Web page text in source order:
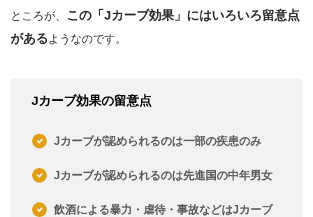
ところが、
この「Jカーブ効果」にはいろいろ留意点
があるようなのです。
Jカーブ効果の留意点
Jカーブが認められるのは一部の疾患のみ
Jカーブが認められるのは先進国の中年男女
飲酒による暴力・虐待・事故などはJカーブ